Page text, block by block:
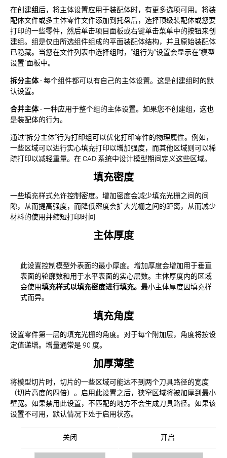
在创建组后，将主体设置应用于装配体时，有更多选项可用。将装
配体文件或多主体零件文件添加到托盘后，选择顶级装配体或您要
打印的一些零件，然后单击项目面板或右键单击菜单中的按钮来创
建组。组是仅由所选组件组成的平面装配体结构，并且原始装配体
已隐藏。当您在文件列表中选择组时，“组行为”设置会显示在“模型
设置”面板中。
拆分主体- 每个组件都可以有自己的主体设置。这是创建组时的默
认设置。
合并主体- 一种应用于整个组的主体设置。如果您不创建组，这也
是装配体的行为。
通过“拆分主体”行为打印组可以优化打印零件的物理属性。例如，
一些区域可以进行实心填充打印以增加强度，而其他区域则可以稀
疏打印以减轻重量。在 CAD 系统中设计模型期间定义这些区域。
填充密度
一些填充样式允许控制密度。增加密度会减少填充光栅之间的间
隙，从而提高强度，而降低密度会扩大光栅之间的距离，从而减少
材料的使用并缩短打印时间
主体厚度
此设置控制模型外表面的最小厚度。增加厚度会增加用于垂直
表面的轮廓数和用于水平表面的实心层数。主体厚度内的区域
会使用填充样式以填充密度进行填充。 最小主体厚度因填充样
式而异。
填充角度
设置零件第一层的填充光栅的角度。对于每个附加层，角度将按设
定值递增。增量通常是 90 度。
加厚薄壁
将模型切片时，切片的一些区域可能达不到两个刀具路径的宽度
（切片高度的四倍）。启用此设置之后，狭窄区域将被加厚到最小
壁宽。如果禁用此设置，不匹配的地方不会生成刀具路径。如果该
设置不可用，默认情况下处于启用状态。
关闭 开启